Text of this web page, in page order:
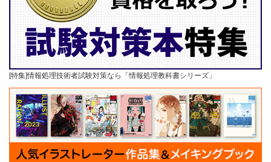
[特集]情報処理技術者試験対策なら「情報処理教科書シリーズ」